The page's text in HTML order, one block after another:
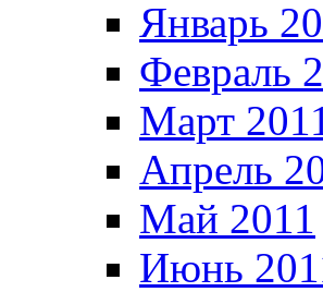
Январь
Февраль
Март
Апрель
Май 2011
Июнь